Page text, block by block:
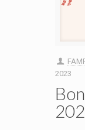
2023